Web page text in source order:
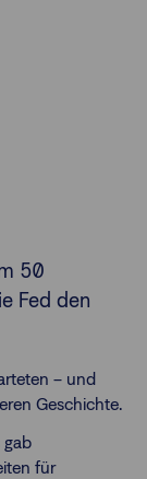
50
Fed den
– und
Geschichte.
gab
für